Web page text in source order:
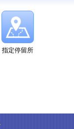
指定停留所